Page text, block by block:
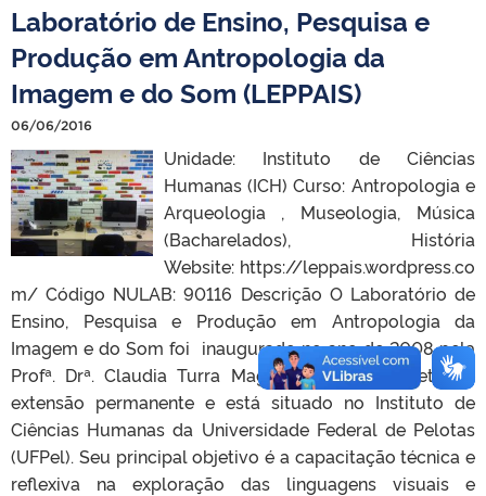
Laboratório de Ensino, Pesquisa e
Produção em Antropologia da
Imagem e do Som (LEPPAIS)
06/06/2016
Unidade: Instituto de Ciências
Humanas (ICH) Curso: Antropologia e
Arqueologia , Museologia, Música
(Bacharelados), História
Website: https://leppais.wordpress.co
m/ Código NULAB: 90116 Descrição O Laboratório de
Ensino, Pesquisa e Produção em Antropologia da
Imagem e do Som foi inaugurado no ano de 2008 pela
Profª. Drª. Claudia Turra Magni como um projeto de
extensão permanente e está situado no Instituto de
Ciências Humanas da Universidade Federal de Pelotas
(UFPel). Seu principal objetivo é a capacitação técnica e
reflexiva na exploração das linguagens visuais e